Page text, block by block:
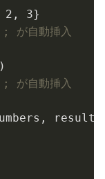
2 , 3}
自動挿入
自動挿入
result)